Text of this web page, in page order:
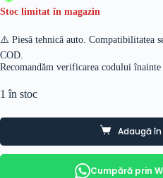
Stoc limitat în magazin
⚠️ Piesă tehnică auto. Compatibilitatea
COD.
Recomandăm verificarea codului înainte
1 în stoc
Adaugă în
Cumpără prin